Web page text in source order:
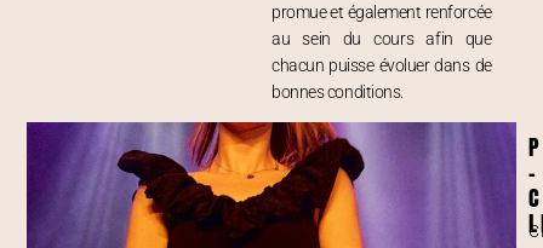
promue et également renforcée
au sein du cours afin que
chacun puisse évoluer dans de
bonnes conditions.
-